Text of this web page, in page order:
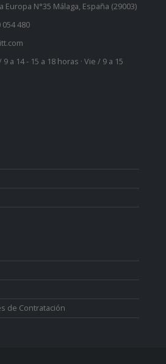
Europa N°35 Málaga, España (29003)
054 480
9 a 14 - 15 a 18 horas · Vie / 9 a 15
de Contratación